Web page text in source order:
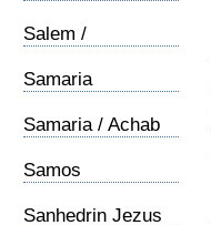
Salem /
Samaria
Samaria / Achab
Samos
Sanhedrin Jezus